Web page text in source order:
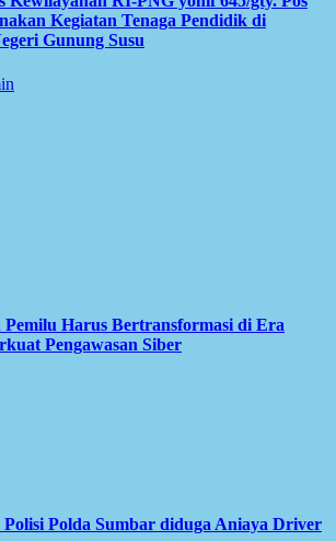
Kegiatan Tenaga Pendidik di
Gunung Susu
Pemilu Harus Bertransformasi di Era
Pengawasan Siber
Polda Sumbar diduga Aniaya Driver